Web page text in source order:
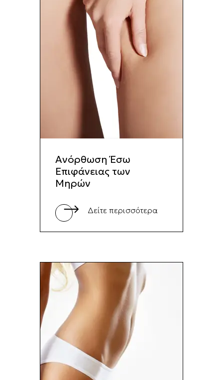
Ανόρθωση Έσω
Επιφάνειας των
Μηρών
Δείτε περισσότερα